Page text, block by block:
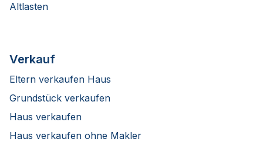
Altlasten
Verkauf
Eltern verkaufen Haus
Grundstück verkaufen
Haus verkaufen
Haus verkaufen ohne Makler